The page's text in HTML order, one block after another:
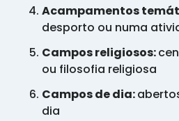
Acampamentos
desporto ou numa
Campos religiosos:
ou filosofia religiosa
Campos de dia:
dia